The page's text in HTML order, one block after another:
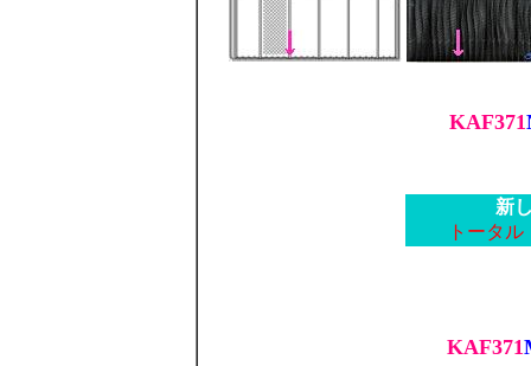
KAF371
新
トータ
KAF371